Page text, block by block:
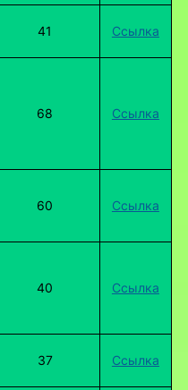
41 Ссылка
68 Ссылка
60 Ссылка
40 Ссылка
37 Ссылка